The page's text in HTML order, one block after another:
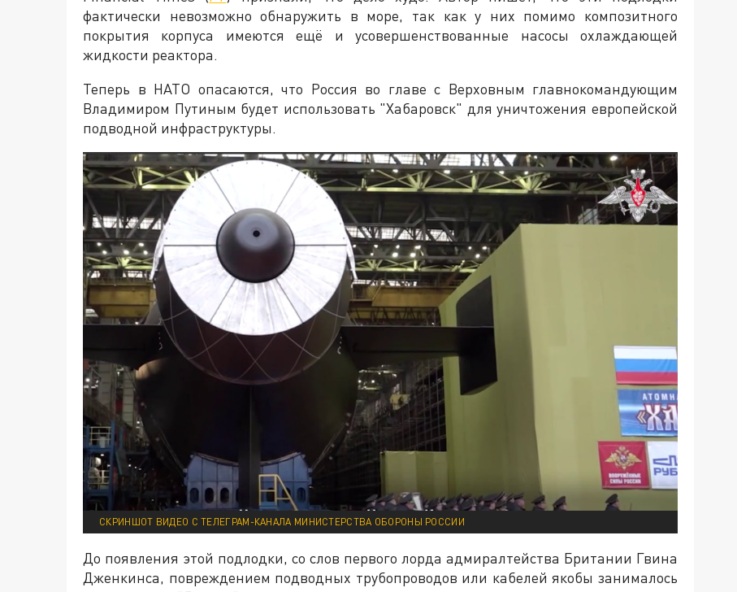
фактически невозможно обнаружить в море, так как у них помимо композитного
покрытия корпуса имеются ещё и усовершенствованные насосы охлаждающей
жидкости реактора.
Теперь в НАТО опасаются, что Россия во главе с Верховным главнокомандующим
Владимиром Путиным будет использовать "Хабаровск" для уничтожения европейской
подводной инфраструктуры.
СКРИНШОТ ВИДЕО С ТЕЛЕГРАМ-КАНАЛА МИНИСТЕРСТВА ОБОРОНЫ РОССИИ
До появления этой подлодки, со слов первого лорда адмиралтейства Британии Гвина
Дженкинса, повреждением подводных трубопроводов или кабелей якобы занималось